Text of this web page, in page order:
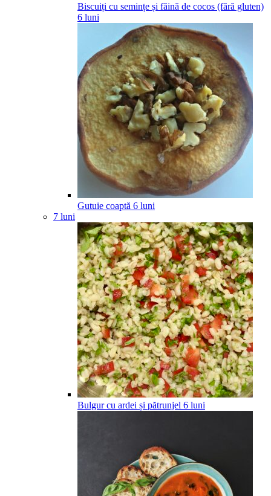
Biscuiți cu semințe și făină de cocos (fără gluten)
6 luni
Gutuie coaptă 6 luni
7 luni
Bulgur cu ardei și pătrunjel 6 luni